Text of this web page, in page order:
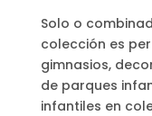
Solo o
colección es
gimnasios,
de parques
infantiles en